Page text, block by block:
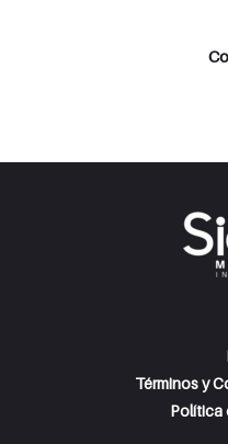
Términos y
Política